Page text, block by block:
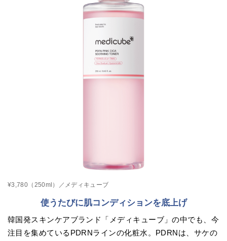
¥3,780（250ml）／メディキューブ
使うたびに肌コンディションを底上げ
韓国発スキンケアブランド「メディキューブ」の中でも、今
注目を集めているPDRNラインの化粧水。PDRNは、サケの